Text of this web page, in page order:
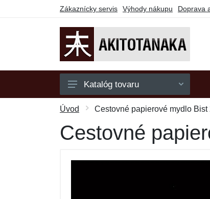
Zákaznícky servis Výhody nákupu Doprava
Mikiny
Polokošele
Darčekové poukazy
Katalóg tovaru
Úvod Cestovné papierové mydlo Bist
Cestovné